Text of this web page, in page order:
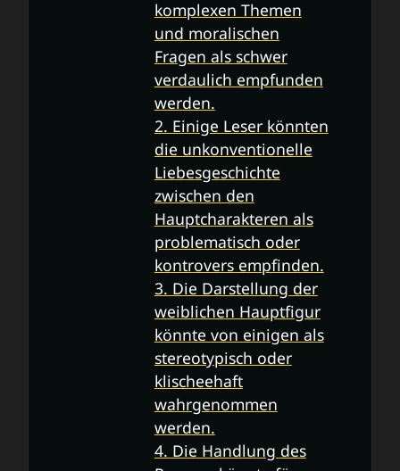
komplexen Themen
und moralischen
Fragen als schwer
verdaulich empfunden
werden.
2. Einige Leser könnten
die unkonventionelle
Liebesgeschichte
zwischen den
Hauptcharakteren als
problematisch oder
kontrovers empfinden.
3. Die Darstellung der
weiblichen Hauptfigur
könnte von einigen als
stereotypisch oder
klischeehaft
wahrgenommen
werden.
4. Die Handlung des